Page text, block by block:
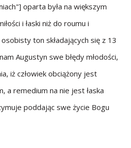
oparta była na większym
i łaski niż do roumu i
ton składających się z 13
Augustyn swe błędy młodości,
iż człowiek obciążony jest
a remedium na nie jest łaska
poddając swe życie Bogu